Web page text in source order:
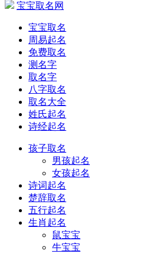
宝宝取名网
宝宝取名
周易起名
免费取名
测名字
取名字
八字取名
取名大全
姓氏起名
诗经起名
孩子取名
男孩起名
女孩起名
诗词起名
楚辞取名
五行起名
生肖起名
鼠宝宝
牛宝宝